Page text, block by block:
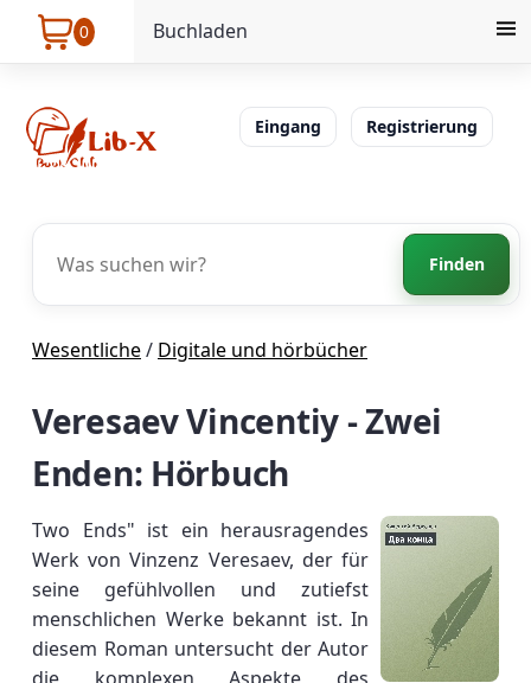
0 Buchladen
Eingang Registrierung
Finden
Wesentliche/ Digitale und hörbücher
Veresaev Vincentiy - Zwei
Enden: Hörbuch
Two Ends" ist ein herausragendes
Werk von Vinzenz Veresaev, der für
seine gefühlvollen und zutiefst
menschlichen Werke bekannt ist. In
diesem Roman untersucht der Autor